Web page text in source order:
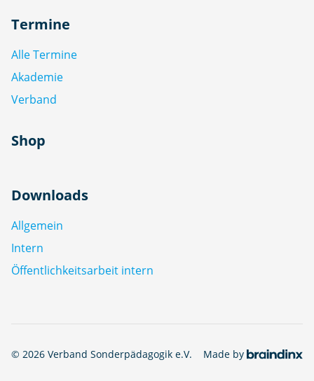
Termine
Alle Termine
Akademie
Verband
Shop
Downloads
Allgemein
Intern
Öffentlichkeitsarbeit intern
© 2026 Verband Sonderpädagogik e.V. Made by